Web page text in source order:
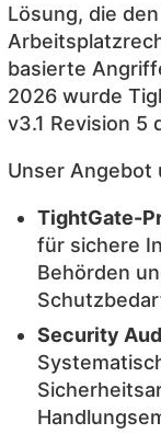
Lösung, die
basierte
2026 wurde
v3.1 Revision 5
Unser Angebot
TightGate-
für sichere
Behörden
Security